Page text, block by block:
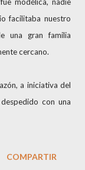
facilitaba nuestro
una gran familia
cercano.
a iniciativa del
con una
COMPARTIR